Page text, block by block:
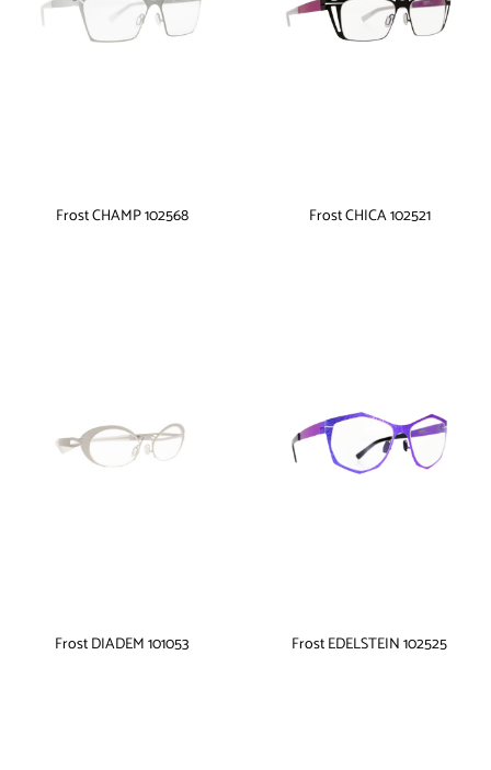
Frost CHAMP 102568 Frost CHICA 102521
Frost DIADEM 101053 Frost EDELSTEIN 102525